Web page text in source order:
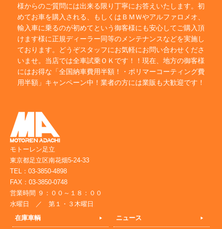
様からのご質問には出来る限り丁寧にお答えいたします。初
めてお車を購入される、もしくはＢＭＷやアルファロメオ、
輸入車に乗るのが初めてという御客様にも安心してご購入頂
けます様に正規ディーラー同等のメンテナンスなどを実施し
ております。どうぞスタッフにお気軽にお問い合わせくださ
いませ。当店では全車試乗ＯＫです！！現在、地方の御客様
にはお得な「全国納車費用半額！・ポリマーコーティング費
用半額」キャンペーン中！業者の方には業販も大歓迎です！
モトーレン足立
東京都足立区南花畑5-24-33
TEL：03-3850-4898
FAX：03-3850-0748
営業時間 ９：００～１８：００
水曜日 ／ 第１・３木曜日
在庫車輌
ニュース